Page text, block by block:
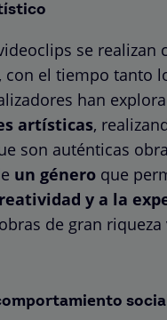
se realizan
con el tiempo tanto
han
artísticas,
son auténticas
un género que
y a la
de gran